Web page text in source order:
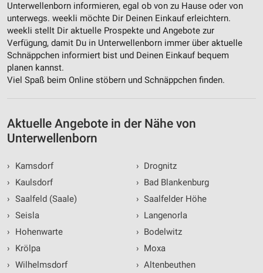
Unterwellenborn informieren, egal ob von zu Hause oder von
unterwegs. weekli möchte Dir Deinen Einkauf erleichtern.
weekli stellt Dir aktuelle Prospekte und Angebote zur
Verfügung, damit Du in Unterwellenborn immer über aktuelle
Schnäppchen informiert bist und Deinen Einkauf bequem
planen kannst.
Viel Spaß beim Online stöbern und Schnäppchen finden.
Aktuelle Angebote in der Nähe von
Unterwellenborn
›
Kamsdorf
›
Kaulsdorf
› Saalfeld (Saale)
› Seisla
›
Hohenwarte
›
Krölpa
› Wilhelmsdorf
› Drognitz
› Bad Blankenburg
› Saalfelder Höhe
› Langenorla
› Bodelwitz
› Moxa
› Altenbeuthen